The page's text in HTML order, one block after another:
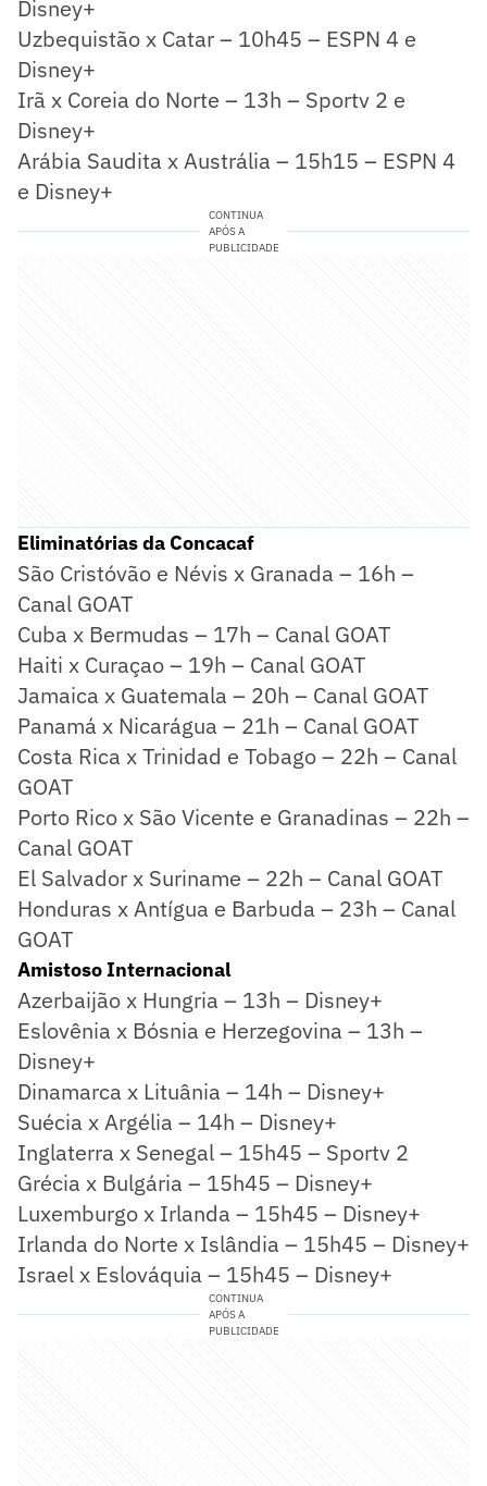
Disney+
Uzbequistão x Catar – 10h45 – ESPN 4 e
Disney+
Irã x Coreia do Norte – 13h – Sportv 2 e
Disney+
Arábia Saudita x Austrália – 15h15 – ESPN 4
e Disney+
CONTINUA
APÓS A
PUBLICIDADE
Eliminatórias da Concacaf
São Cristóvão e Névis x Granada – 16h –
Canal GOAT
Cuba x Bermudas – 17h – Canal GOAT
Haiti x Curaçao – 19h – Canal GOAT
Jamaica x Guatemala – 20h – Canal GOAT
Panamá x Nicarágua – 21h – Canal GOAT
Costa Rica x Trinidad e Tobago – 22h – Canal
GOAT
Porto Rico x São Vicente e Granadinas – 22h –
Canal GOAT
El Salvador x Suriname – 22h – Canal GOAT
Honduras x Antígua e Barbuda – 23h – Canal
GOAT
Amistoso Internacional
Azerbaijão x Hungria – 13h – Disney+
Eslovênia x Bósnia e Herzegovina – 13h –
Disney+
Dinamarca x Lituânia – 14h – Disney+
Suécia x Argélia – 14h – Disney+
Inglaterra x Senegal – 15h45 – Sportv 2
Grécia x Bulgária – 15h45 – Disney+
Luxemburgo x Irlanda – 15h45 – Disney+
Irlanda do Norte x Islândia – 15h45 – Disney+
Israel x Eslováquia – 15h45 – Disney+
CONTINUA
APÓS A
PUBLICIDADE